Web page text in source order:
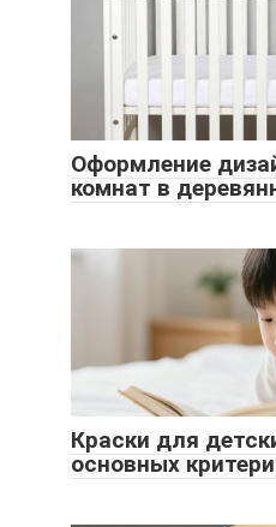
Оформление
комнат в
Краски для
основных